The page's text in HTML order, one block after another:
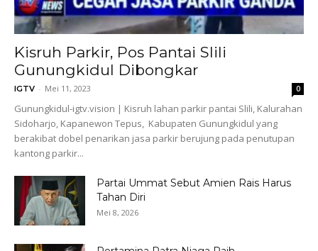
Kisruh Parkir, Pos Pantai Slili
Gunungkidul Dibongkar
IGTV - Mei 11, 2023 0
Gunungkidul-igtv.vision | Kisruh lahan parkir pantai Slili, Kalurahan
Sidoharjo, Kapanewon Tepus, Kabupaten Gunungkidul yang
berakibat dobel penarikan jasa parkir berujung pada penutupan
kantong parkir...
Partai Ummat Sebut Amien Rais Harus
Tahan Diri
Mei 8, 2026